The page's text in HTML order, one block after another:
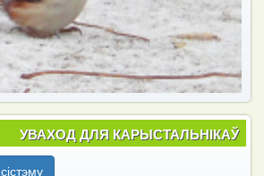
УВАХОД ДЛЯ КАРЫСТАЛЬНІКАЎ